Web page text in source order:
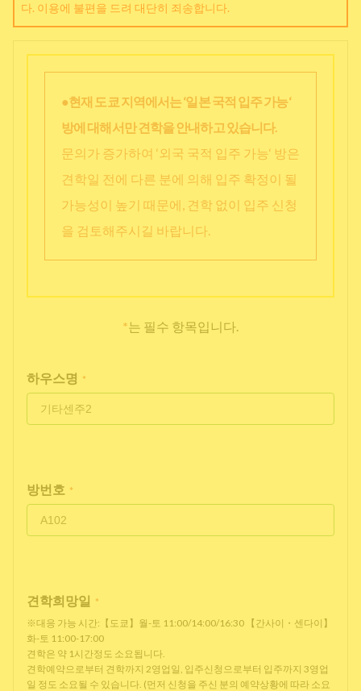
다. 이용에 불편을 드려 대단히 죄송합니다.
●현재 도쿄 지역에서는 ‘일본 국적 입주 가능‘
방에 대해서만 견학을 안내하고 있습니다.
문의가 증가하여 ‘외국 국적 입주 가능‘ 방은
견학일 전에 다른 분에 의해 입주 확정이 될
가능성이 높기 때문에, 견학 없이 입주 신청
을 검토해주시길 바랍니다.
*는 필수 항목입니다.
하우스명 *
방번호 *
견학희망일 *
※대응 가능 시간:【도쿄】월-토 11:00/14:00/16:30 【간사이・센다이】
화-토 11:00-17:00
견학은 약 1시간정도 소요됩니다.
견학예약으로부터 견학까지 2영업일, 입주신청으로부터 입주까지 3영업
일 정도 소요될 수 있습니다. (먼저 신청을 주신 분의 예약상황에 따라 소요